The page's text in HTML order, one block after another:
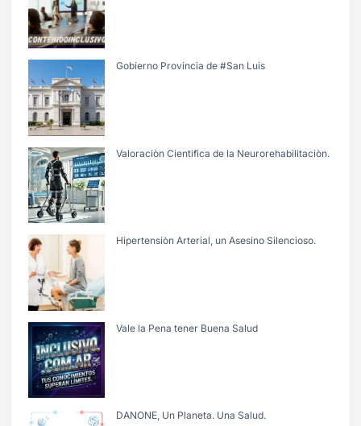
Gobierno Provincia de #San Luis
Valoraciòn Cientifica de la Neurorehabilitaciòn.
Hipertensiòn Arterial, un Asesino Silencioso.
Vale la Pena tener Buena Salud
DANONE, Un Planeta. Una Salud.